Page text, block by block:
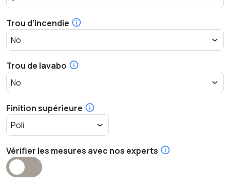
Trou d'incendie
Trou de lavabo
Finition supérieure
Vérifier les mesures avec nos experts